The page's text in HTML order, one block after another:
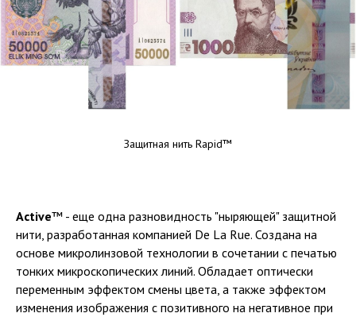
Защитная нить Rapid™
Active™ - еще одна разновидность "ныряющей" защитной
нити, разработанная компанией De La Rue. Создана на
основе микролинзовой технологии в сочетании с печатью
тонких микроскопических линий. Обладает оптически
переменным эффектом смены цвета, а также эффектом
изменения изображения с позитивного на негативное при